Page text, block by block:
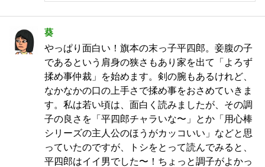
葵
やっぱり面白い！旗本の末っ子平四郎。妾腹の子
であるという肩身の狭さもあり家を出て「よろず
揉め事仲裁」を始めます。剣の腕もあるけれど、
なかなかの口の上手さで揉め事をおさめていきま
す。私は若い頃は、面白く読みましたが、その調
子の良さを「平四郎チャラいな〜」とか「用心棒
シリーズの主人公のほうがカッコいい」などと思
っていたのですが、トシをとって読んでみると、
平四郎はイイ男でした〜！ちょっと調子がよかっ